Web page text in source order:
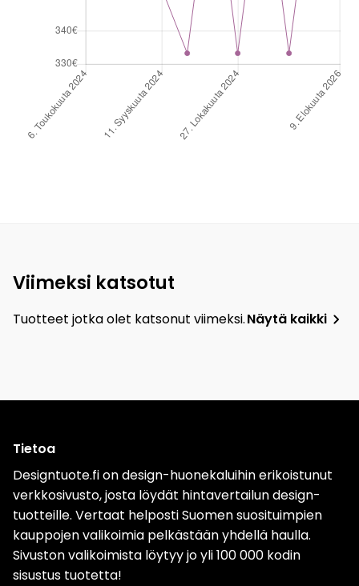
Viimeksi katsotut
Tuotteet jotka olet katsonut viimeksi.Näytä kaikki
Tietoa
Designtuote.fi on design-huonekaluihin erikoistunut
verkkosivusto, josta löydät hintavertailun design-
tuotteille. Vertaat helposti Suomen suosituimpien
kauppojen valikoimia pelkästään yhdellä haulla.
Sivuston valikoimista löytyy jo yli 100 000 kodin
sisustus tuotetta!